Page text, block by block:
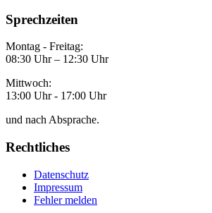
Sprechzeiten
Montag - Freitag:
08:30 Uhr – 12:30 Uhr
Mittwoch:
13:00 Uhr - 17:00 Uhr
und nach Absprache.
Rechtliches
Datenschutz
Impressum
Fehler melden